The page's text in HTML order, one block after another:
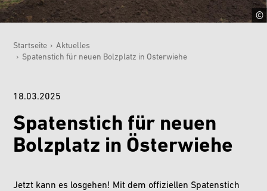
Sie sind hier:
Startseite › Aktuelles
› Spatenstich für neuen Bolzplatz in Österwiehe
18.03.2025
Spatenstich für neuen
Bolzplatz in Österwiehe
Jetzt kann es losgehen! Mit dem offiziellen Spatenstich